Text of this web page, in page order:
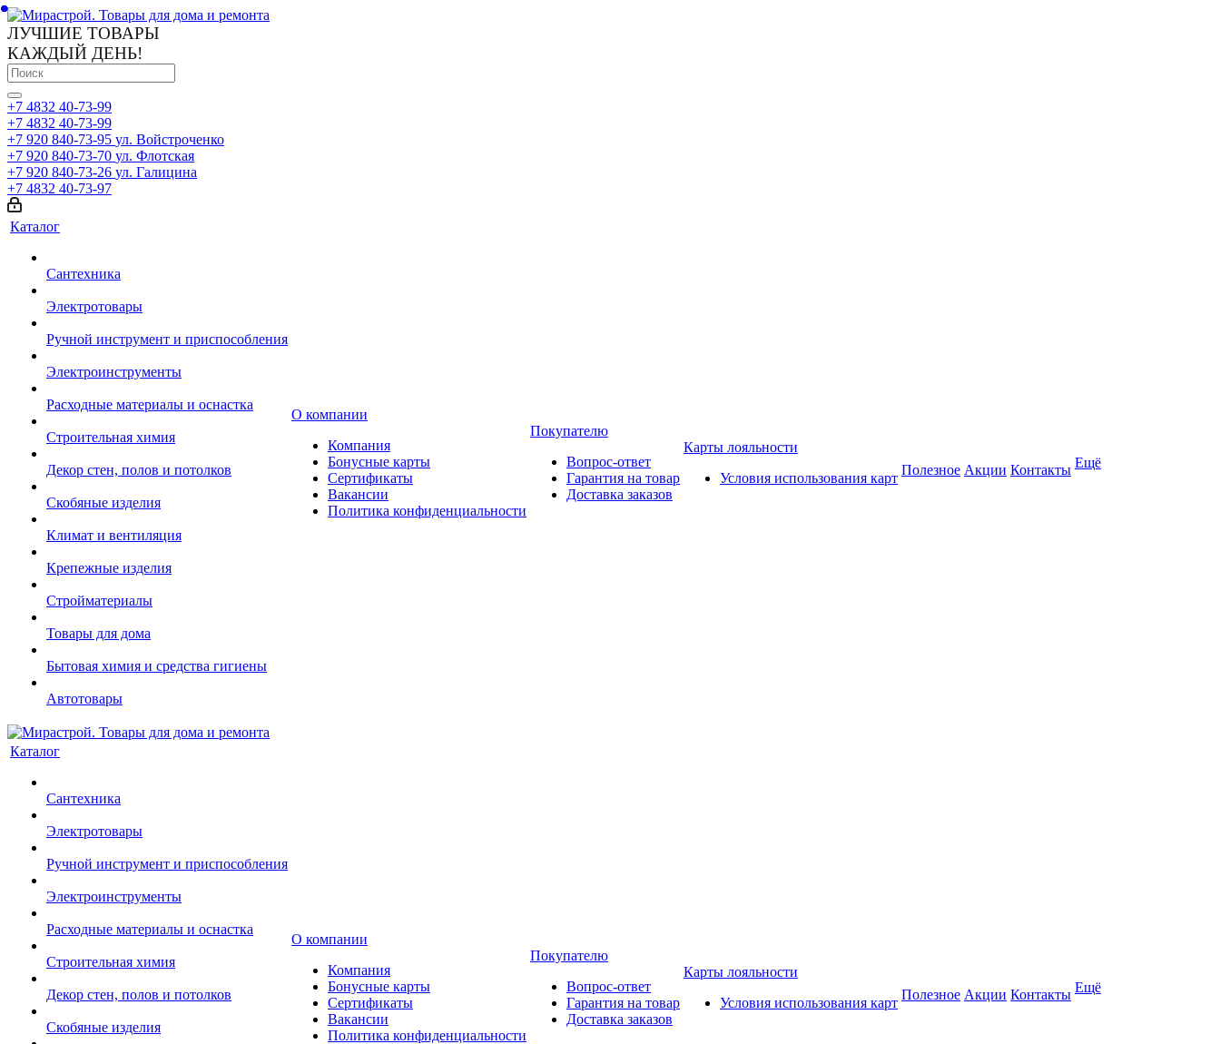
ЛУЧШИЕ ТОВАРЫ
КАЖДЫЙ ДЕНЬ!
+7 4832 40-73-99
+7 4832 40-73-99
+7 920 840-73-95 ул. Войстроченко
+7 920 840-73-70 ул. Флотская
+7 920 840-73-26 ул. Галицина
+7 4832 40-73-97
Каталог
Сантехника
Электротовары
Ручной инструмент и приспособления
Электроинструменты
Расходные материалы и оснастка
Строительная химия
Декор стен, полов и потолков
Скобяные изделия
Климат и вентиляция
Крепежные изделия
Стройматериалы
Товары для дома
Бытовая химия и средства гигиены
Автотовары
О компании
Компания
Бонусные карты
Сертификаты
Вакансии
Политика конфиденциальности
Покупателю
Вопрос-ответ
Гарантия на товар
Доставка заказов
Карты лояльности
Условия использования карт
Полезное Акции Контакты Ещё
Каталог
Сантехника
Электротовары
Ручной инструмент и приспособления
Электроинструменты
Расходные материалы и оснастка
Строительная химия
Декор стен, полов и потолков
Скобяные изделия
О компании
Компания
Бонусные карты
Сертификаты
Вакансии
Политика конфиденциальности
Покупателю
Вопрос-ответ
Гарантия на товар
Доставка заказов
Карты лояльности
Условия использования карт
Полезное Акции Контакты Ещё